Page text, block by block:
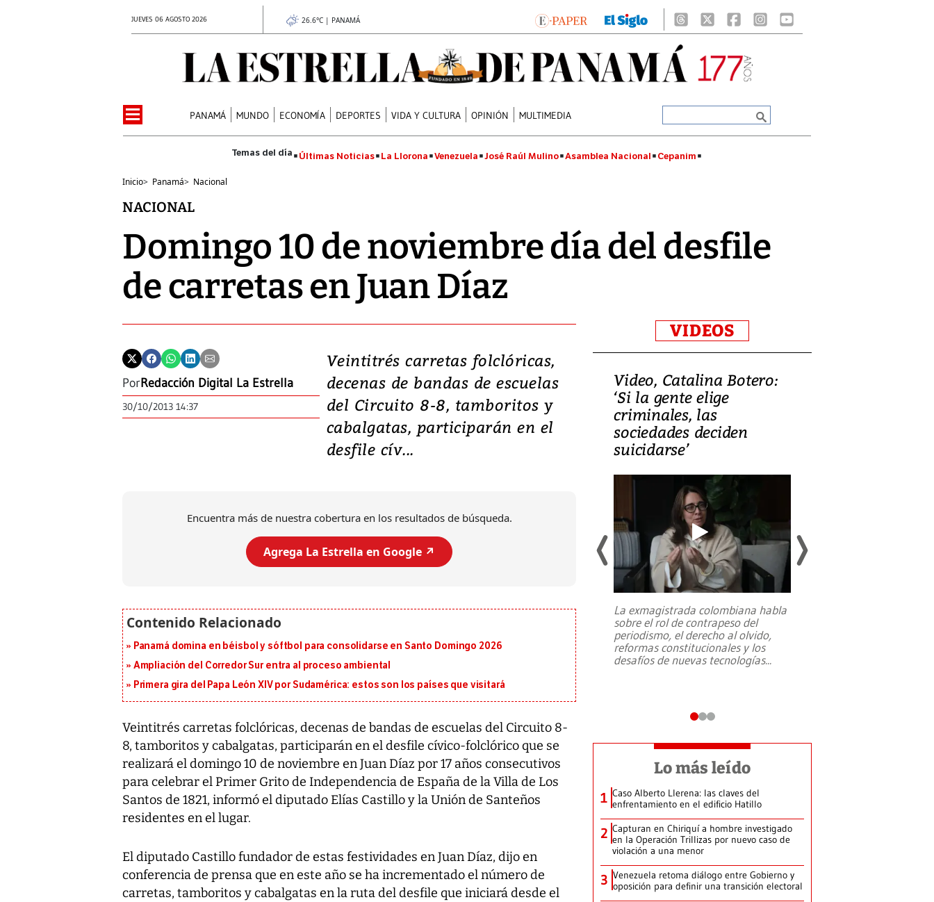
JUEVES 06 AGOSTO 2026 26.6°C | PANAMÁ
PANAMÁ MUNDO ECONOMÍA DEPORTES VIDA Y CULTURA OPINIÓN MULTIMEDIA
Últimas Noticias La Llorona Venezuela José Raúl Mulino Asamblea Nacional Cepanim
Inicio> Panamá> Nacional
NACIONAL
Domingo 10 de noviembre día del desfile
de carretas en Juan Díaz
PorRedacción Digital La Estrella
30/10/2013 14:37
Veintitrés carretas folclóricas,
decenas de bandas de escuelas
del Circuito 8-8, tamboritos y
cabalgatas, participarán en el
desfile cív...
Encuentra más de nuestra cobertura en los resultados de búsqueda.
Agrega La Estrella en Google ↗️
Panamá domina en béisbol y sóftbol para consolidarse en Santo Domingo 2026
Ampliación del Corredor Sur entra al proceso ambiental
Primera gira del Papa León XIV por Sudamérica: estos son los países que visitará
Veintitrés carretas folclóricas, decenas de bandas de escuelas del Circuito 8-
8, tamboritos y cabalgatas, participarán en el desfile cívico-folclórico que se
realizará el domingo 10 de noviembre en Juan Díaz por 17 años consecutivos
para celebrar el Primer Grito de Independencia de España de la Villa de Los
Santos de 1821, informó el diputado Elías Castillo y la Unión de Santeños
residentes en el lugar.
El diputado Castillo fundador de estas festividades en Juan Díaz, dijo en
conferencia de prensa que en este año se ha incrementado el número de
carretas, tamboritos y cabalgatas en la ruta del desfile que iniciará desde el
VIDEOS
Video, Japón: Terremoto
deja heridos y graves
daños en Kumamoto
al sur de Japón, provocando una
Video, Catalina Botero:
‘Si la gente elige
criminales, las
sociedades deciden
suicidarse’
La exmagistrada colombiana habla
sobre el rol de contrapeso del
periodismo, el derecho al olvido,
reformas constitucionales y los
desafíos de nuevas tecnologías...
Lo más leído
1 Caso Alberto Llerena: las claves del
enfrentamiento en el edificio Hatillo
2 Capturan en Chiriquí a hombre investigado
en la Operación Trillizas por nuevo caso de
violación a una menor
3 Venezuela retoma diálogo entre Gobierno y
oposición para definir una transición electoral